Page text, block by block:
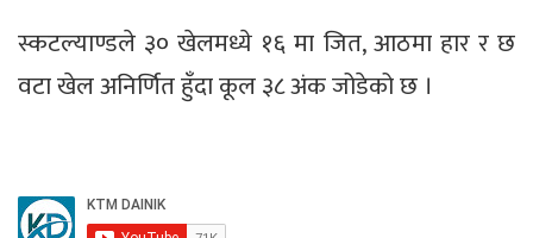
स्कटल्याण्डले ३० खेलमध्ये १६ मा जित, आठमा हार र छ
वटा खेल अनिर्णित हुँदा कूल ३८ अंक जोडेको छ ।